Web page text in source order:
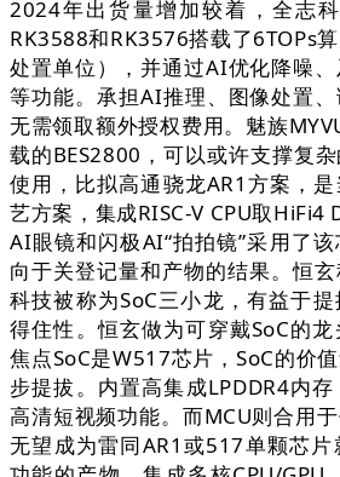
2024年出货量增加较着，全志
RK3588和RK3576搭载了6TOPs
处置单位），并通过AI优化降噪
等功能。承担AI推理、图像处置
无需领取额外授权费用。魅族
载的BES2800，可以或许支撑复
使用，比拟高通骁龙AR1方案，
艺方案，集成RISC-V CPU取HiFi4
AI眼镜和闪极AI“拍拍镜”采用了
向于关登记量和产物的结果。恒
科技被称为SoC三小龙，有益于
得住性。恒玄做为可穿戴SoC的
焦点SoC是W517芯片，SoC的价
步提拔。内置高集成LPDDR4内
高清短视频功能。而MCU则合用
无望成为雷同AR1或517单颗芯